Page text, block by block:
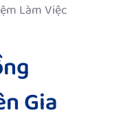
Làm Việc
Gia